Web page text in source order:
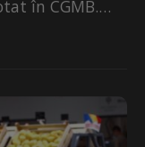
în CGMB.